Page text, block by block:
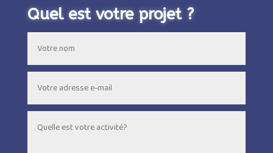
Quel est votre projet ?